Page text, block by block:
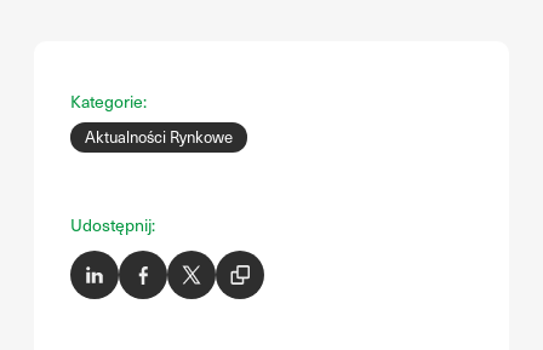
Kategorie:
Aktualności Rynkowe
Udostępnij: